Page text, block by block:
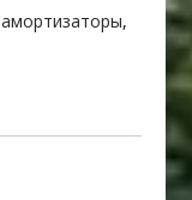
,